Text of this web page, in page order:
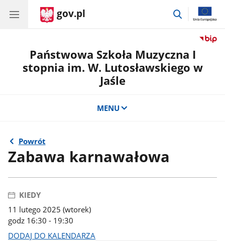
gov.pl
przejdź
Państwowa Szkoła Muzyczna I
stopnia im. W. Lutosławskiego w
Jaśle
MENU
Powrót
Zabawa karnawałowa
KIEDY
11 lutego 2025 (wtorek)
godz 16:30 - 19:30
DODAJ DO KALENDARZA